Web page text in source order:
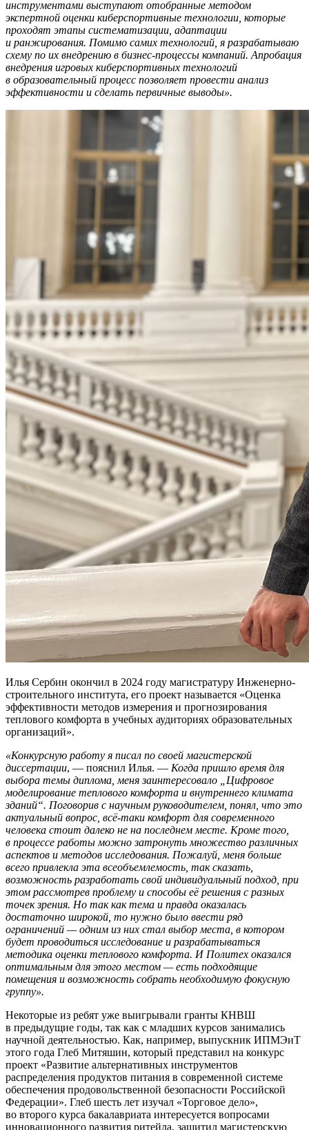
инструментами выступают отобранные методом
экспертной оценки киберспортивные технологии, которые
проходят этапы систематизации, адаптации
и ранжирования. Помимо самих технологий, я разрабатываю
схему по их внедрению в бизнес-процессы компаний. Апробация
внедрения игровых киберспортивных технологий
в образовательный процесс позволяет провести анализ
эффективности и сделать первичные выводы».
Илья Сербин окончил в 2024 году магистратуру Инженерно-
строительного института, его проект называется «Оценка
эффективности методов измерения и прогнозирования
теплового комфорта в учебных аудиториях образовательных
организаций».
«Конкурсную работу я писал по своей магистерской
диссертации, — пояснил Илья. — Когда пришло время для
выбора темы диплома, меня заинтересовало „Цифровое
моделирование теплового комфорта и внутреннего климата
зданий“. Поговорив с научным руководителем, понял, что это
актуальный вопрос, всё-таки комфорт для современного
человека стоит далеко не на последнем месте. Кроме того,
в процессе работы можно затронуть множество различных
аспектов и методов исследования. Пожалуй, меня больше
всего привлекла эта всеобъемлемость, так сказать,
возможность разработать свой индивидуальный подход, при
этом рассмотрев проблему и способы её решения с разных
точек зрения. Но так как тема и правда оказалась
достаточно широкой, то нужно было ввести ряд
ограничений — одним из них стал выбор места, в котором
будет проводиться исследование и разрабатываться
методика оценки теплового комфорта. И Политех оказался
оптимальным для этого местом — есть подходящие
помещения и возможность собрать необходимую фокусную
группу».
Некоторые из ребят уже выигрывали гранты КНВШ
в предыдущие годы, так как с младших курсов занимались
научной деятельностью. Как, например, выпускник ИПМЭиТ
этого года Глеб Митяшин, который представил на конкурс
проект «Развитие альтернативных инструментов
распределения продуктов питания в современной системе
обеспечения продовольственной безопасности Российской
Федерации». Глеб шесть лет изучал «Торговое дело»,
во второго курса бакалавриата интересуется вопросами
инновационного развития ритейла, защитил магистерскую